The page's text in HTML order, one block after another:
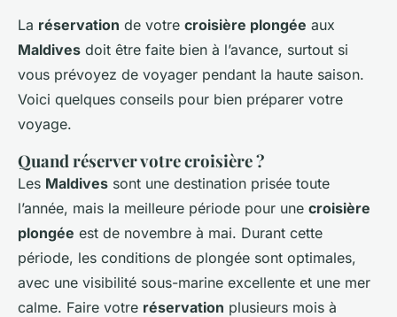
La réservation de votre croisière plongée aux
Maldives doit être faite bien à l’avance, surtout si
vous prévoyez de voyager pendant la haute saison.
Voici quelques conseils pour bien préparer votre
voyage.
Quand réserver votre croisière ?
Les Maldives sont une destination prisée toute
l’année, mais la meilleure période pour une croisière
plongée est de novembre à mai. Durant cette
période, les conditions de plongée sont optimales,
avec une visibilité sous-marine excellente et une mer
calme. Faire votre réservation plusieurs mois à